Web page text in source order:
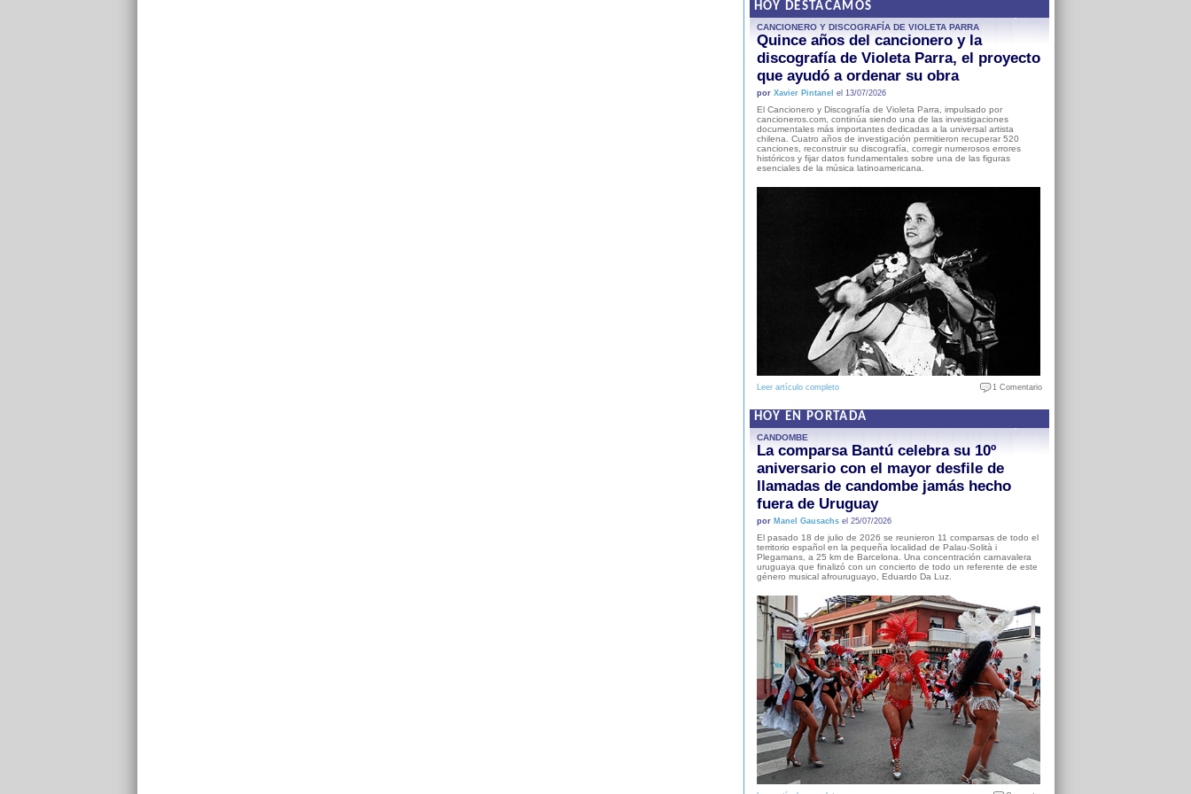
HOY DESTACAMOS
CANCIONERO Y DISCOGRAFÍA DE VIOLETA PARRA
Quince años del cancionero y la
discografía de Violeta Parra, el proyecto
que ayudó a ordenar su obra
por Xavier Pintanel el 13/07/2026
El Cancionero y Discografía de Violeta Parra, impulsado por
cancioneros.com, continúa siendo una de las investigaciones
documentales más importantes dedicadas a la universal artista
chilena. Cuatro años de investigación permitieron recuperar 520
canciones, reconstruir su discografía, corregir numerosos errores
históricos y fijar datos fundamentales sobre una de las figuras
esenciales de la música latinoamericana.
Leer artículo completo 1 Comentario
HOY EN PORTADA
CANDOMBE
La comparsa Bantú celebra su 10º
aniversario con el mayor desfile de
llamadas de candombe jamás hecho
fuera de Uruguay
por Manel Gausachsel 25/07/2026
El pasado 18 de julio de 2026 se reunieron 11 comparsas de todo el
territorio español en la pequeña localidad de Palau-Solità i
Plegamans, a 25 km de Barcelona. Una concentración carnavalera
uruguaya que finalizó con un concierto de todo un referente de este
género musical afrouruguayo, Eduardo Da Luz.